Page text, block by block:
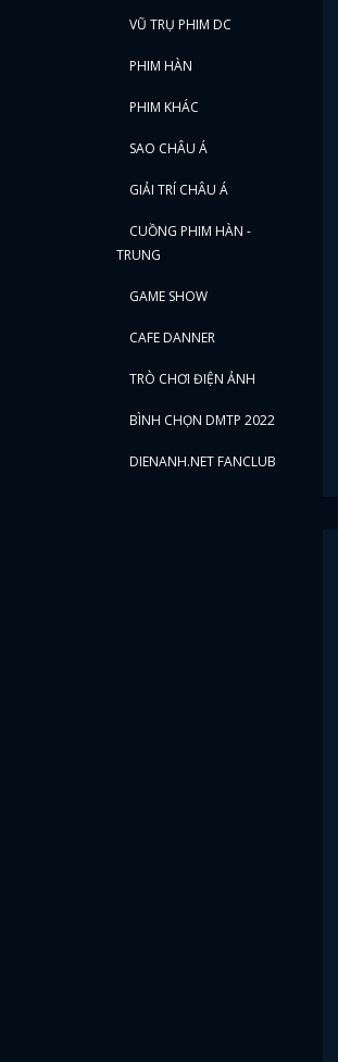
VŨ TRỤ PHIM DC
PHIM HÀN
PHIM KHÁC
SAO CHÂU Á
GIẢI TRÍ CHÂU Á
CUỒNG PHIM HÀN -
TRUNG
GAME SHOW
CAFE DANNER
TRÒ CHƠI ĐIỆN ẢNH
BÌNH CHỌN DMTP 2022
DIENANH.NET FANCLUB